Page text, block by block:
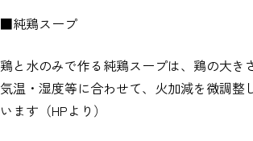
■純鶏スープ
鶏と水のみで作る純鶏スープは、鶏の大き
気温・湿度等に合わせて、火加減を微調整
います（HPより）